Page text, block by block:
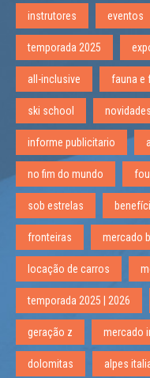
instrutores eventos
temporada 2025
all-inclusive fauna e
ski school
informe publicitario
no fim do mundo
sob estrelas
fronteiras mercado
locação de carros
temporada 2025 | 2026
geração z mercado
dolomitas alpes